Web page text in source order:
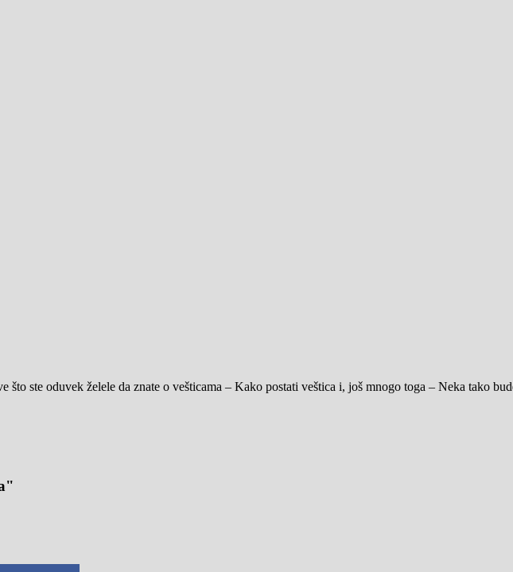
što ste oduvek želele da znate o vešticama – Kako postati veštica i, još mnogo toga – Neka tako